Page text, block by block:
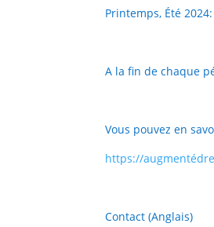
Printemps, Été
A la fin de chaque
Vous pouvez en
https://
Contact (Anglais)